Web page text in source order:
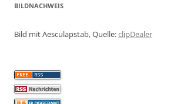
BILDNACHWEIS
Bild mit Aesculapstab, Quelle:clipDealer